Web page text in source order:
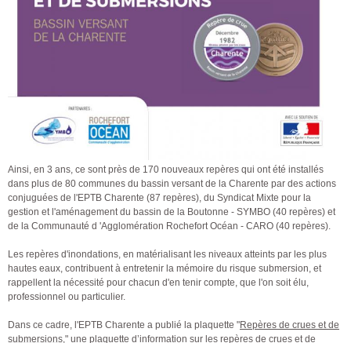
Ainsi, en 3 ans, ce sont près de 170 nouveaux repères qui ont été installés
dans plus de 80 communes du bassin versant de la Charente par des actions
conjuguées de l'EPTB Charente (87 repères), du Syndicat Mixte pour la
gestion et l'aménagement du bassin de la Boutonne - SYMBO (40 repères) et
de la Communauté d 'Agglomération Rochefort Océan - CARO (40 repères).
Les repères d'inondations, en matérialisant les niveaux atteints par les plus
hautes eaux, contribuent à entretenir la mémoire du risque submersion, et
rappellent la nécessité pour chacun d'en tenir compte, que l'on soit élu,
professionnel ou particulier.
Dans ce cadre, l'EPTB Charente a publié la plaquette "Repères de crues et de
submersions," une plaquette d’information sur les repères de crues et de